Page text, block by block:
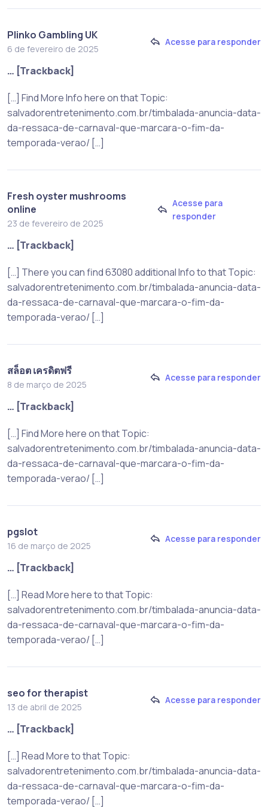
Plinko Gambling UK
6 de fevereiro de 2025
Acesse para responder
… [Trackback]
[…] Find More Info here on that Topic:
salvadorentretenimento.com.br/timbalada-anuncia-data-
da-ressaca-de-carnaval-que-marcara-o-fim-da-
temporada-verao/ […]
Fresh oyster mushrooms
online
23 de fevereiro de 2025
Acesse para
responder
… [Trackback]
[…] There you can find 63080 additional Info to that Topic:
salvadorentretenimento.com.br/timbalada-anuncia-data-
da-ressaca-de-carnaval-que-marcara-o-fim-da-
temporada-verao/ […]
สล็อต เครดิตฟรี
8 de março de 2025
Acesse para responder
… [Trackback]
[…] Find More here on that Topic:
salvadorentretenimento.com.br/timbalada-anuncia-data-
da-ressaca-de-carnaval-que-marcara-o-fim-da-
temporada-verao/ […]
pgslot
16 de março de 2025
Acesse para responder
… [Trackback]
[…] Read More here to that Topic:
salvadorentretenimento.com.br/timbalada-anuncia-data-
da-ressaca-de-carnaval-que-marcara-o-fim-da-
temporada-verao/ […]
seo for therapist
13 de abril de 2025
Acesse para responder
… [Trackback]
[…] Read More to that Topic:
salvadorentretenimento.com.br/timbalada-anuncia-data-
da-ressaca-de-carnaval-que-marcara-o-fim-da-
temporada-verao/ […]